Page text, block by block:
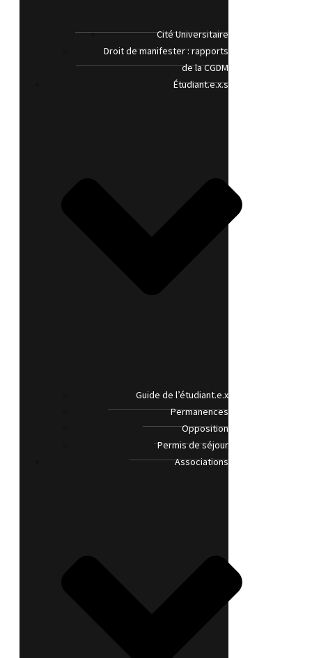
Cité Universitaire
Droit de manifester : rapports
de la CGDM
Étudiant.e.x.s
Guide de l’étudiant.e.x
Permanences
Opposition
Permis de séjour
Associations